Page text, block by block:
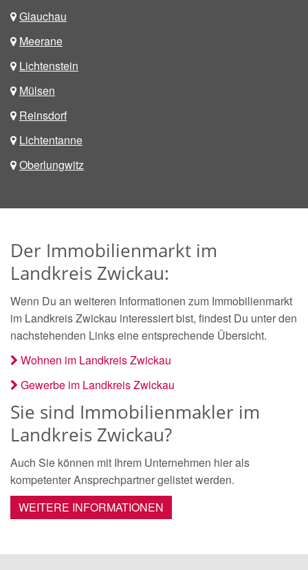
Glauchau
Meerane
Lichtenstein
Mülsen
Reinsdorf
Lichtentanne
Oberlungwitz
Der Immobilienmarkt im
Landkreis Zwickau:
Wenn Du an weiteren Informationen zum Immobilienmarkt
im Landkreis Zwickau interessiert bist, findest Du unter den
nachstehenden Links eine entsprechende Übersicht.
Wohnen im Landkreis Zwickau
Gewerbe im Landkreis Zwickau
Sie sind Immobilienmakler im
Landkreis Zwickau?
Auch Sie können mit Ihrem Unternehmen hier als
kompetenter Ansprechpartner gelistet werden.
WEITERE INFORMATIONEN